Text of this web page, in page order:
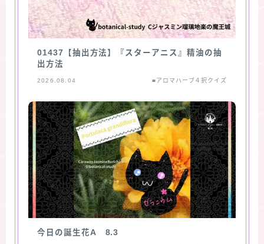
01437【抽出方法】『スターアニス』精油の抽
出方法
2026.08.04 ■アロマハーブ４択クイズ
今日の誕生花A 8.3